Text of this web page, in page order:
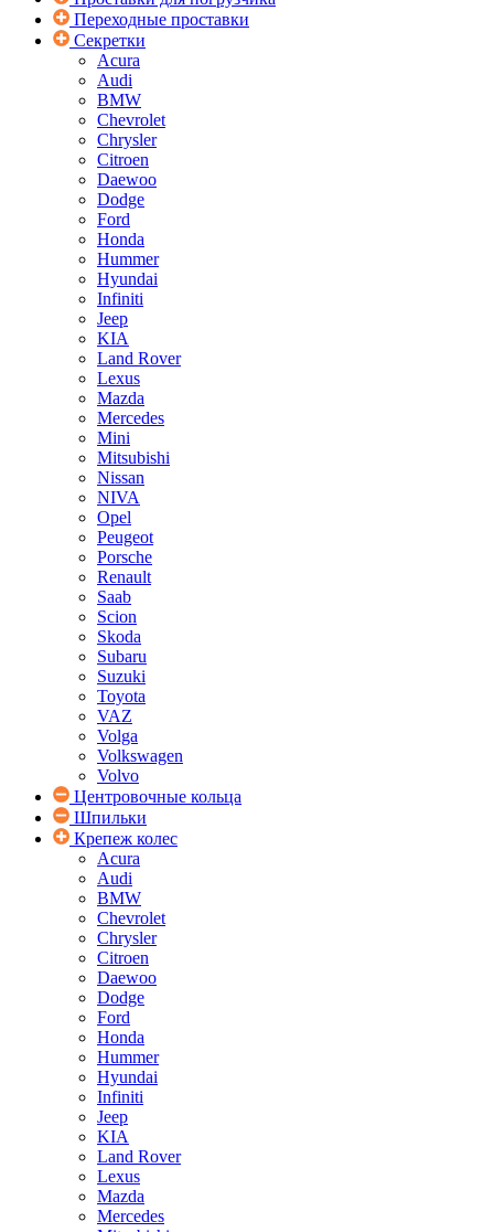
Переходные проставки
Секретки
Acura
Audi
BMW
Chevrolet
Chrysler
Citroen
Daewoo
Dodge
Ford
Honda
Hummer
Hyundai
Infiniti
Jeep
KIA
Land Rover
Lexus
Mazda
Mercedes
Mini
Mitsubishi
Nissan
NIVA
Opel
Peugeot
Porsche
Renault
Saab
Scion
Skoda
Subaru
Suzuki
Toyota
VAZ
Volga
Volkswagen
Volvo
Центровочные кольца
Шпильки
Крепеж колес
Acura
Audi
BMW
Chevrolet
Chrysler
Citroen
Daewoo
Dodge
Ford
Honda
Hummer
Hyundai
Infiniti
Jeep
KIA
Land Rover
Lexus
Mazda
Mercedes